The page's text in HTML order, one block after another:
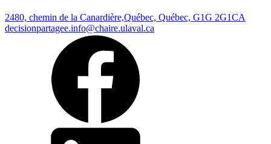
2480, chemin de la Canardière,Québec, Québec, G1G 2G1CA
decisionpartagee.info@chaire.ulaval.ca